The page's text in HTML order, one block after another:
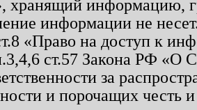
информацию,
информации не
«Право на доступ к
ст.57 Закона РФ «О
за
и порочащих честь